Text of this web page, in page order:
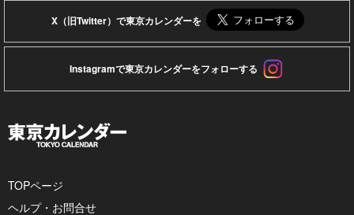
X（旧Twitter）で東京カレンダーを
Instagramで東京カレンダーをフォローする
TOPページ
ヘルプ・お問合せ